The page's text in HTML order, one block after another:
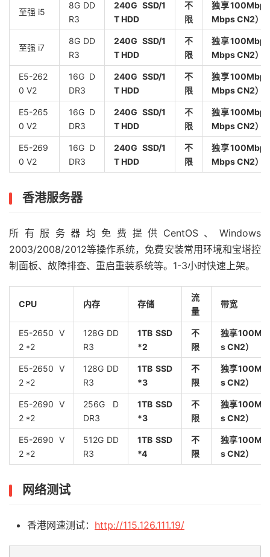
至强 i5
8G DD
R3
240G SSD/1
T HDD
不
限
独享
Mbps CN2）
至强 i7
8G DD
R3
240G SSD/1
T HDD
不
限
独享
Mbps CN2）
E5-262
0 V2
16G D
DR3
240G SSD/1
T HDD
不
限
独享
Mbps CN2）
E5-265
0 V2
16G D
DR3
240G SSD/1
T HDD
不
限
独享
Mbps CN2）
E5-269
0 V2
16G D
DR3
240G SSD/1
T HDD
不
限
独享
Mbps CN2）
香港服务器
所有服务器均免费提供CentOS、Windows
2003/2008/2012等操作系统，免费安装常用环境和宝塔控
制面板、故障排查、重启重装系统等。1-3小时快速上架。
CPU 内存 存储
流
量
带宽
E5-2650 V
2 *2
128G DD
R3
1TB SSD
*2
不
限
独享
s CN2）
E5-2650 V
2 *2
128G DD
R3
1TB SSD
*3
不
限
独享
s CN2）
E5-2690 V
2 *2
256G D
DR3
1TB SSD
*3
不
限
独享
s CN2）
E5-2690 V
2 *2
512G DD
R3
1TB SSD
*4
不
限
独享
s CN2）
网络测试
香港网速测试： http://115.126.111.19/